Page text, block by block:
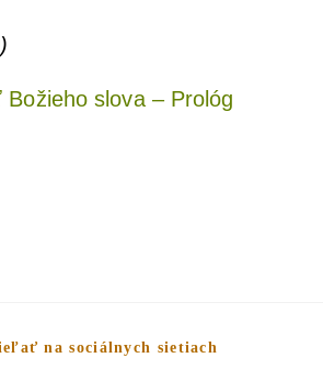
)
Božie­ho slo­va – Prológ
na sociálnych sietiach